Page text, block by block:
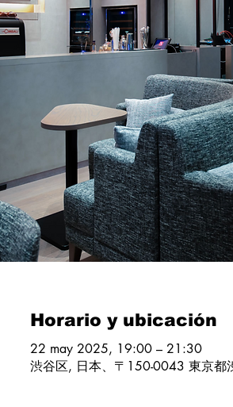
Horario y ubicación
22 may 2025, 19:00 – 21:30
渋谷区, 日本、〒150-0043 東京都